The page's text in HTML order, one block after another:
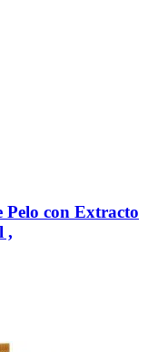
con Extracto
,